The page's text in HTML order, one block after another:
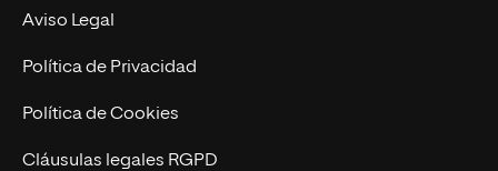
MBA
Marketing y Comunicación
Ingeniería
Diseño
Contacto
Aviso Legal
Política de Privacidad
Política de Cookies
Cláusulas legales RGPD